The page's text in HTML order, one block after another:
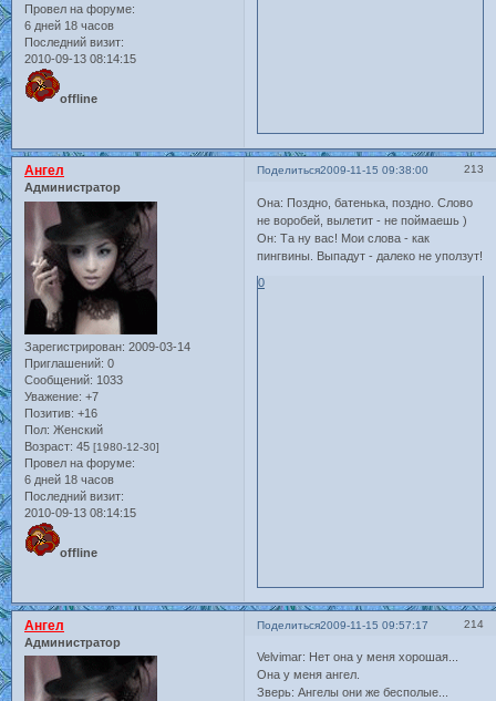
Провел на форуме:
6 дней 18 часов
Последний визит:
2010-09-13 08:14:15
offline
Поделиться 213
2009-11-15 09:38:00
Ангел
Администратор
Зарегистрирован: 2009-03-14
Приглашений: 0
Сообщений: 1033
Уважение: +7
Позитив: +16
Пол: Женский
Возраст: 45 [1980-12-30]
Провел на форуме:
6 дней 18 часов
Последний визит:
2010-09-13 08:14:15
offline
Она: Поздно, батенька, поздно. Слово
не воробей, вылетит - не поймаешь )
Он: Та ну вас! Мои слова - как
пингвины. Выпадут - далеко не уползут!
0
Поделиться 214
2009-11-15 09:57:17
Ангел
Администратор
Velvimar: Нет она у меня хорошая...
Она у меня ангел.
Зверь: Ангелы они же бесполые...